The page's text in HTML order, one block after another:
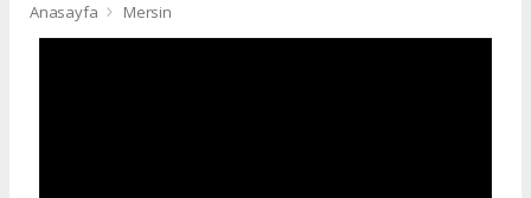
Anasayfa Mersin